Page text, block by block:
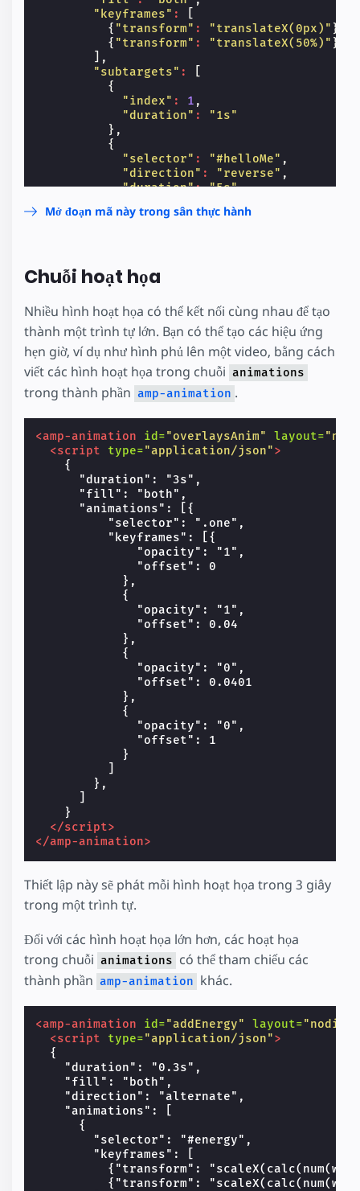
"keyframes" :
{ "transform" : "translateX(0px)" },
{ "transform" : "translateX(50%)" }
],
"subtargets" :
{
"index" : 1 ,
"duration" :
"1s"
},
{
"selector" : "#helloMe" ,
"direction" : "reverse" ,
"duration": "5s"
]
< button on "tap:animateThis.start"
Mở đoạn mã này trong sân thực hành
Chuỗi hoạt họa
Nhiều hình hoạt họa có thể kết nối cùng nhau để tạo
thành một trình tự lớn. Bạn có thể tạo các hiệu ứng
hẹn giờ, ví dụ như hình phủ lên một video, bằng cách
viết các hình hoạt họa trong chuỗi animations
trong thành phần amp-animation .
<amp-animation id="overlaysAnim" layout=
<script
type="application/json">
    {
      "duration": "3s",
      "fill": "both",
      "animations": [{
          "selector": ".one",
          "keyframes": [{
              "opacity": "1",
              "offset": 0
            },
            {
              "opacity": "1",
              "offset": 0.04
            },
            {
              "opacity": "0",
              "offset": 0.0401
            },
            {
              "opacity": "0",
              "offset": 1
            }
        },
    }
</script>
</amp-animation>
Thiết lập này sẽ phát mỗi hình hoạt họa trong 3 giây
trong một trình tự.
Đối với các hình hoạt họa lớn hơn, các hoạt họa
trong chuỗi animations có thể tham chiếu các
thành phần amp-animation khác.
<amp-animation id="addEnergy" layout=
<script
type="application/json">
  {
    "duration": "0.3s",
    "fill": "both",
    "direction": "alternate",
    "animations": [
      {
        "selector": "#energy",
        "keyframes": [
{"transform":
{"transform":